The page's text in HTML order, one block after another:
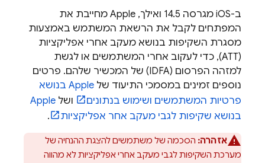
ב-iOS מגרסה 14.5 ואילך, Apple מחייבת את
המפתחים לקבל את הרשאת המשתמש באמצעות
מסגרת השקיפות בנושא מעקב אחרי אפליקציות
(ATT), כדי לעקוב אחרי המשתמשים או לגשת
למזהה הפרסום (IDFA) של המכשיר שלהם. פרטים
נוספים זמינים במסמכי התיעוד של
Apple בנושא
פרטיות המשתמשים ושימוש בנתונים
ושל Apple
בנושא שקיפות לגבי מעקב אחר אפליקציות
.
אזהרה: הסכמה של משתמשים להצגת ההנחיה של
מערכת השקיפות לגבי מעקב אחרי אפליקציות לא מהווה